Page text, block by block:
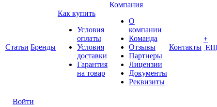
Статьи Бренды
Как купить
Условия
оплаты
Условия
доставки
Гарантия
на товар
Компания
О
компании
Команда
Отзывы
Партнеры
Лицензии
Документы
Реквизиты
Контакты
+
Войти